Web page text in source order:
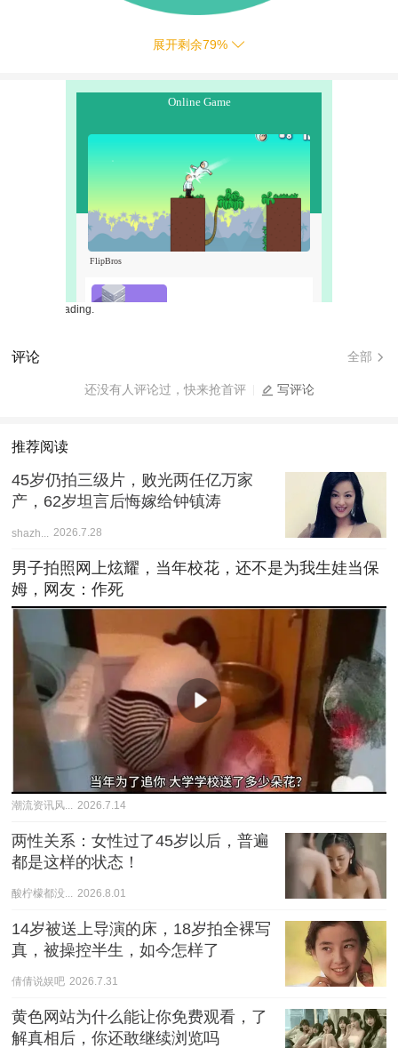
展开剩余79%
评论 全部
还没有人评论过，快来抢首评 写评论
推荐阅读
45岁仍拍三级片，败光两任亿万家
产，62岁坦言后悔嫁给钟镇涛
shazh... 2026.7.28
男子拍照网上炫耀，当年校花，还不是为我生娃当保
姆，网友：作死
潮流资讯风... 2026.7.14
两性关系：女性过了45岁以后，普遍
都是这样的状态！
酸柠檬都没... 2026.8.01
14岁被送上导演的床，18岁拍全裸写
真，被操控半生，如今怎样了
倩倩说娱吧 2026.7.31
黄色网站为什么能让你免费观看，了
解真相后，你还敢继续浏览吗